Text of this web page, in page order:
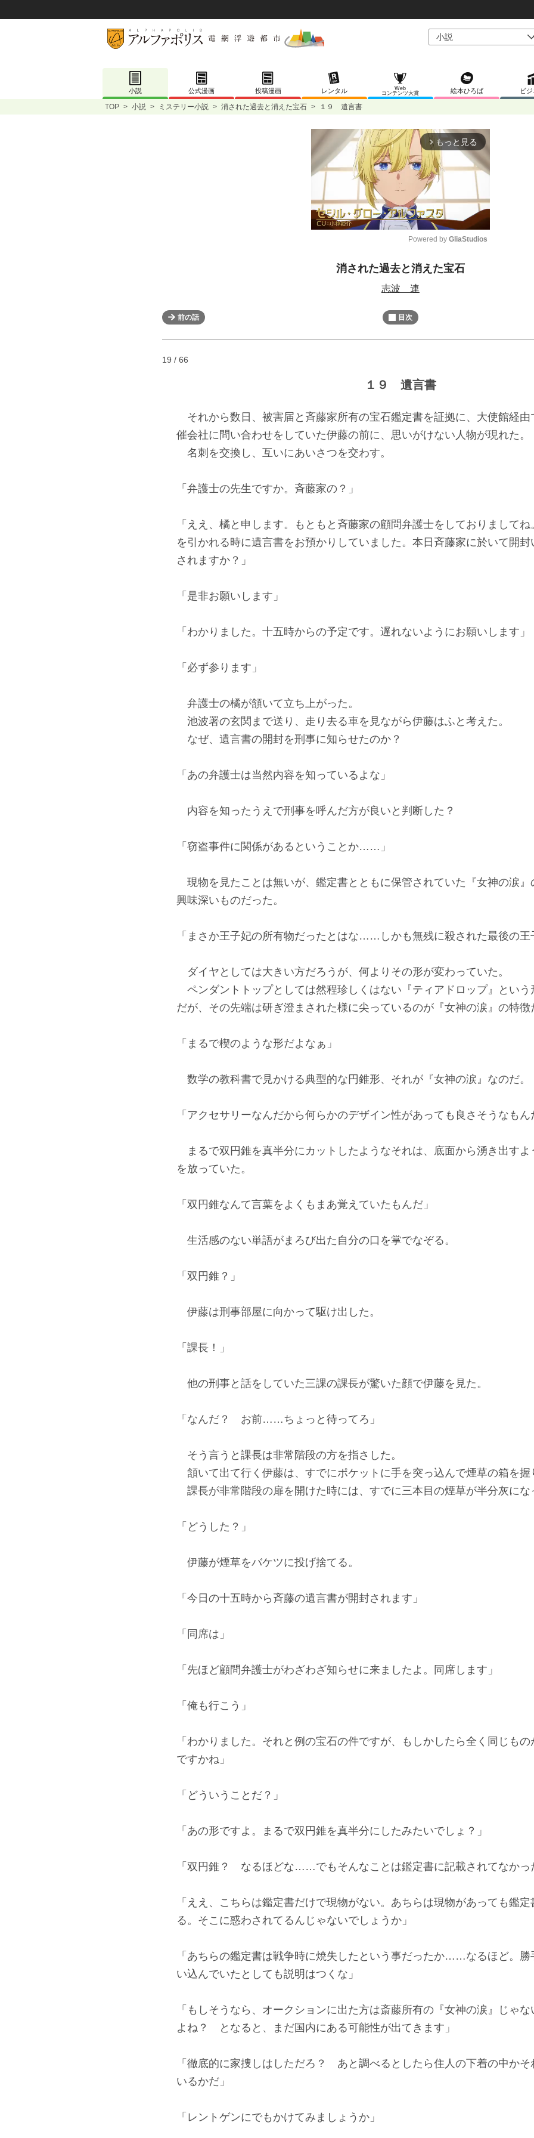
小説 公式漫画 投稿漫画 レンタル
Web
コンテンツ大賞
絵本ひろば ビジ
TOP > 小説 > ミステリー小説 > 消された過去と消えた宝石 > １９ 遺言書
arrow_forward_ios もっと見る
M
Powered by GliaStudios
消された過去と消えた宝石
志波 連
前の話 目次
19 / 66
１９ 遺言書
それから数日、被害届と斉藤家所有の宝石鑑定書を証拠に、大使館経由
催会社に問い合わせをしていた伊藤の前に、思いがけない人物が現れた。
名刺を交換し、互いにあいさつを交わす。
「弁護士の先生ですか。斉藤家の？」
「ええ、橘と申します。もともと斉藤家の顧問弁護士をしておりまして
を引かれる時に遺言書をお預かりしていました。本日斉藤家に於いて開
されますか？」
「是非お願いします」
「わかりました。十五時からの予定です。遅れないようにお願いします」
「必ず参ります」
弁護士の橘が頷いて立ち上がった。
池波署の玄関まで送り、走り去る車を見ながら伊藤はふと考えた。
なぜ、遺言書の開封を刑事に知らせたのか？
「あの弁護士は当然内容を知っているよな」
内容を知ったうえで刑事を呼んだ方が良いと判断した？
「窃盗事件に関係があるということか……」
現物を見たことは無いが、鑑定書とともに保管されていた『女神の涙』
興味深いものだった。
「まさか王子妃の所有物だったとはな……しかも無残に殺された最後の王
ダイヤとしては大きい方だろうが、何よりその形が変わっていた。
ペンダントトップとしては然程珍しくはない『ティアドロップ』という
だが、その先端は研ぎ澄まされた様に尖っているのが『女神の涙』の特徴
「まるで楔のような形だよなぁ」
数学の教科書で見かける典型的な円錐形、それが『女神の涙』なのだ。
「アクセサリーなんだから何らかのデザイン性があっても良さそうなもん
まるで双円錐を真半分にカットしたようなそれは、底面から湧き出すよ
を放っていた。
「双円錐なんて言葉をよくもまあ覚えていたもんだ」
生活感のない単語がまろび出た自分の口を掌でなぞる。
「双円錐？」
伊藤は刑事部屋に向かって駆け出した。
「課長！」
他の刑事と話をしていた三課の課長が驚いた顔で伊藤を見た。
「なんだ？ お前……ちょっと待ってろ」
そう言うと課長は非常階段の方を指さした。
頷いて出て行く伊藤は、すでにポケットに手を突っ込んで煙草の箱を握
課長が非常階段の扉を開けた時には、すでに三本目の煙草が半分灰にな
「どうした？」
伊藤が煙草をバケツに投げ捨てる。
「今日の十五時から斉藤の遺言書が開封されます」
「同席は」
「先ほど顧問弁護士がわざわざ知らせに来ましたよ。同席します」
「俺も行こう」
「わかりました。それと例の宝石の件ですが、もしかしたら全く同じも
ですかね」
「どういうことだ？」
「あの形ですよ。まるで双円錐を真半分にしたみたいでしょ？」
「双円錐？ なるほどな……でもそんなことは鑑定書に記載されてなかっ
「ええ、こちらは鑑定書だけで現物がない。あちらは現物があっても鑑
る。そこに惑わされてるんじゃないでしょうか」
「あちらの鑑定書は戦争時に焼失したという事だったか……なるほど。勝
い込んでいたとしても説明はつくな」
「もしそうなら、オークションに出た方は斎藤所有の『女神の涙』じゃ
よね？ となると、まだ国内にある可能性が出てきます」
「徹底的に家捜しはしただろ？ あと調べるとしたら住人の下着の中か
いるかだ」
「レントゲンにでもかけてみましょうか」